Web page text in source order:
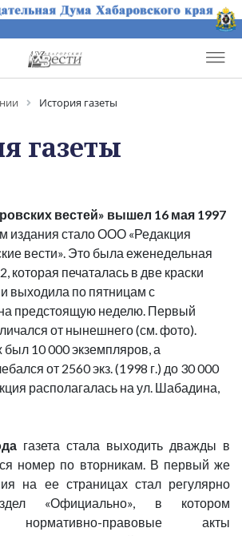
История газеты
газеты
вестей» вышел 16 мая 1997
издания стало ООО «Редакция
вести». Это была еженедельная
которая печаталась в две краски
выходила по пятницам с
предстоящую неделю. Первый
от нынешнего (см. фото).
10 000 экземпляров, а
от 2560 экз. (1998 г.) до 30 000
располагалась на ул. Шабадина,
газета стала выходить дважды в
номер по вторникам. В первый же
на ее страницах стал регулярно
«Официально», в котором
нормативно-правовые акты